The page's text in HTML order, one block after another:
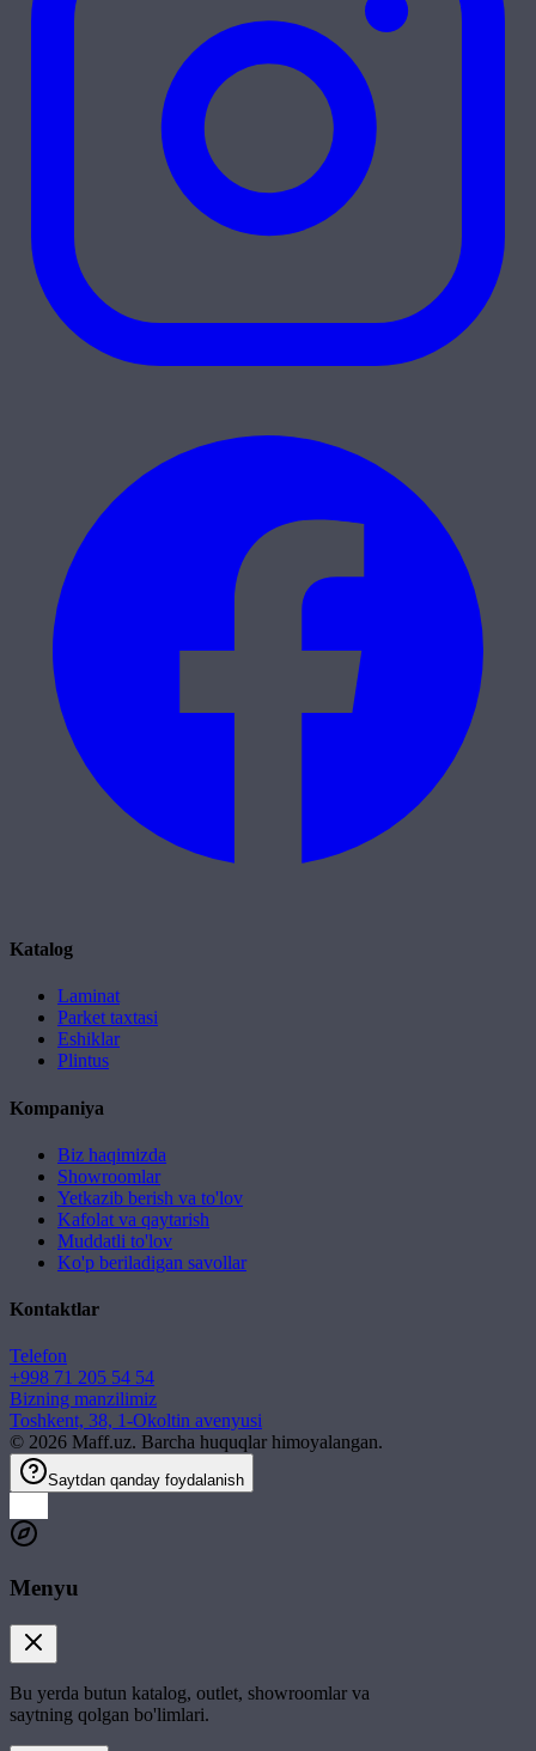
Katalog
Laminat
Parket taxtasi
Eshiklar
Plintus
Kompaniya
Biz haqimizda
Showroomlar
Yetkazib berish va to'lov
Kafolat va qaytarish
Muddatli to'lov
Ko'p beriladigan savollar
Kontaktlar
Telefon
+998 71 205 54 54
Bizning manzilimiz
Toshkent, 38, 1-Okoltin avenyusi
© 2026 Maff.uz. Barcha huquqlar himoyalangan.
Saytdan qanday foydalanish
Menyu
Bu yerda butun katalog, outlet, showroomlar va
saytning qolgan bo'limlari.